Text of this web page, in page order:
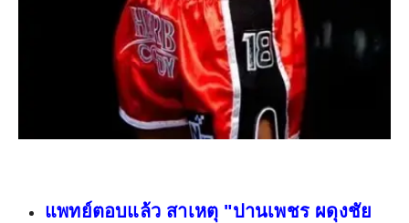
แพทย์ตอบแล้ว สาเหตุ "ปานเพชร ผดุงชัย